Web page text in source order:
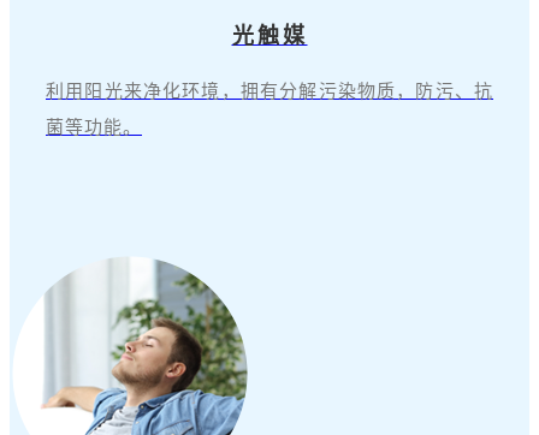
光触媒
利用阳光来净化环境，拥有分解污染物质，防污、抗
菌等功能。